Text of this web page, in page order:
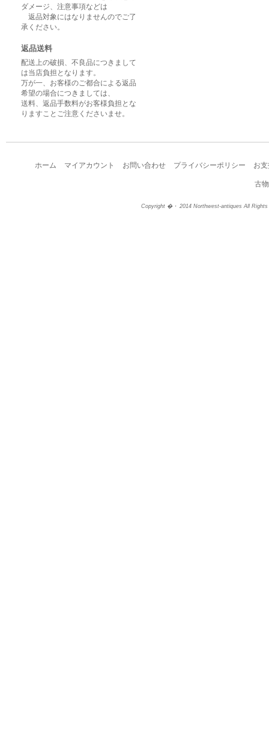
ダメージ、注意事項などは
返品対象にはなりませんのでご了
承ください。
返品送料
配送上の破損、不良品につきまして
は当店負担となります。
万が一、お客様のご都合による返品
希望の場合につきましては、
送料、返品手数料がお客様負担とな
りますことご注意くださいませ。
ホーム マイアカウント お問い合わせ プライバシーポリシー お
古
Copyright �・ 2014 Northwest-antiques All